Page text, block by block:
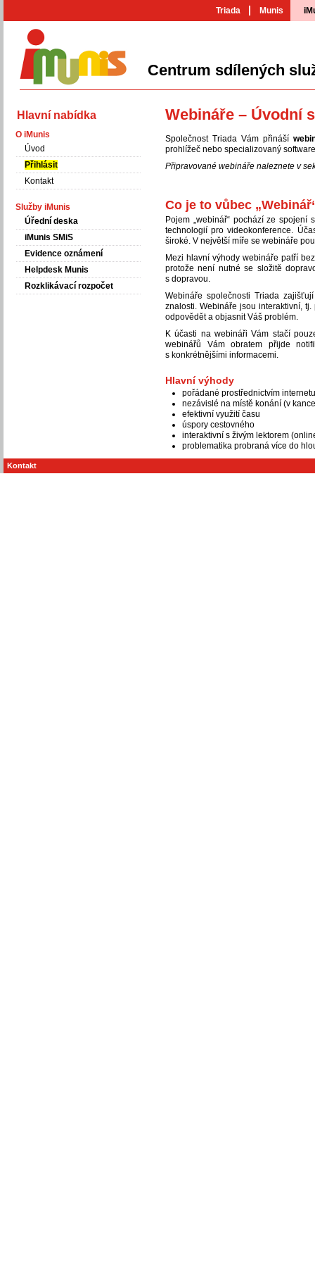
Triada Munis
Centrum sdílených
Webináře – Úvodní
Společnost Triada Vám přináší
prohlížeč nebo specializovaný
Připravované webináře naleznete v
Co je to vůbec
Pojem „webinář“ pochází ze
technologií pro videokonference.
široké. V největší míře se webináře
Mezi hlavní výhody webináře patří
protože není nutné se složitě
s dopravou.
Webináře společnosti Triada
znalosti. Webináře jsou interaktivní,
odpovědět a objasnit Váš problém.
K účasti na webináři Vám stačí
webinářů Vám obratem přijde
s konkrétnějšími informacemi.
Hlavní výhody
pořádané prostřednictvím internetu
nezávislé na místě konání (v
efektivní využití času
úspory cestovného
interaktivní s živým lektorem
problematika probraná více do
Hlavní nabídka
O iMunis
Úvod
Přihlásit
Kontakt
Služby iMunis
Úřední deska
iMunis SMiS
Evidence oznámení
Helpdesk Munis
Rozklikávací rozpočet
Kontakt